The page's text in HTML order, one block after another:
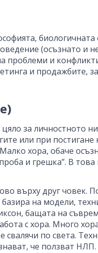
(осъзнато и
проблеми и
и продажбите,
за личностното
или при
хора, обаче
и грешка”. В
върху друг човек.
на модели,
бащата на
с хора. Много
по света.
че ползват НЛП.